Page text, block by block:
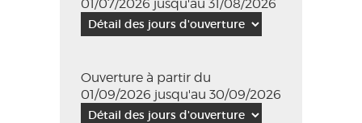
01/07/2026 jusqu'au 31/08/2026
Ouverture à partir du
01/09/2026 jusqu'au 30/09/2026